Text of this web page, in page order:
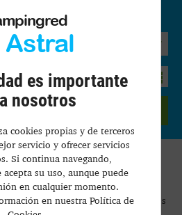
y disponibilidad
BUSCAR
de cómo recopilamos y procesamos
Astral
es importante
nosotros
cookies propias y de terceros
servicio y ofrecer servicios
Si continua navegando,
acepta su uso, aunque puede
en cualquier momento.
en nuestra Política de